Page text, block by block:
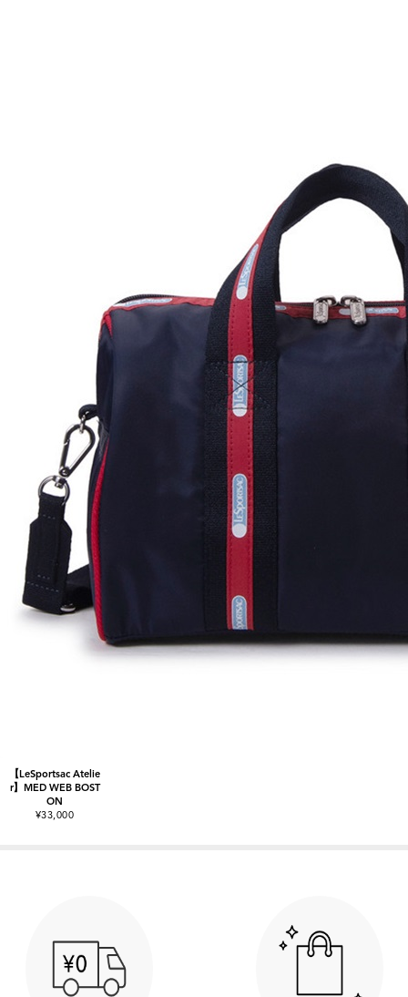
【LeSportsac Atelie
r】MED WEB BOST
ON
¥33,000